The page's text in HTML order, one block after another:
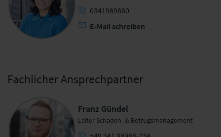
0341989880
E-Mail schreiben
Fachlicher Ansprechpartner
Franz Gündel
Leiter Schaden- & Betrugsmanagement